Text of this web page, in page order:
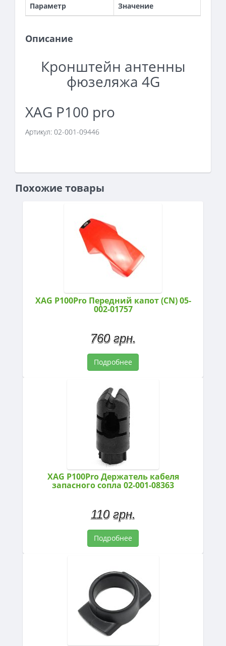
Параметр Значение
Описание
Кронштейн антенны
фюзеляжа 4G
XAG P100 pro
Артикул: 02-001-09446
Похожие товары
XAG P100Pro Передний капот (CN) 05-
002-01757
760 грн.
Подробнее
XAG P100Pro Держатель кабеля
запасного сопла 02-001-08363
110 грн.
Подробнее